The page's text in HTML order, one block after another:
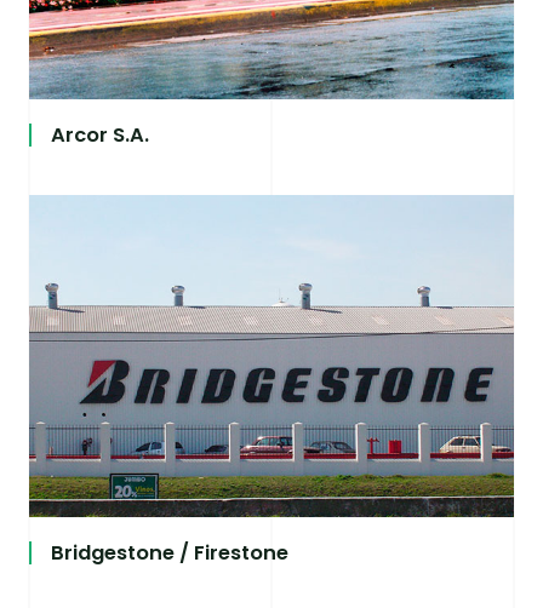
Arcor S.A.
Bridgestone / Firestone